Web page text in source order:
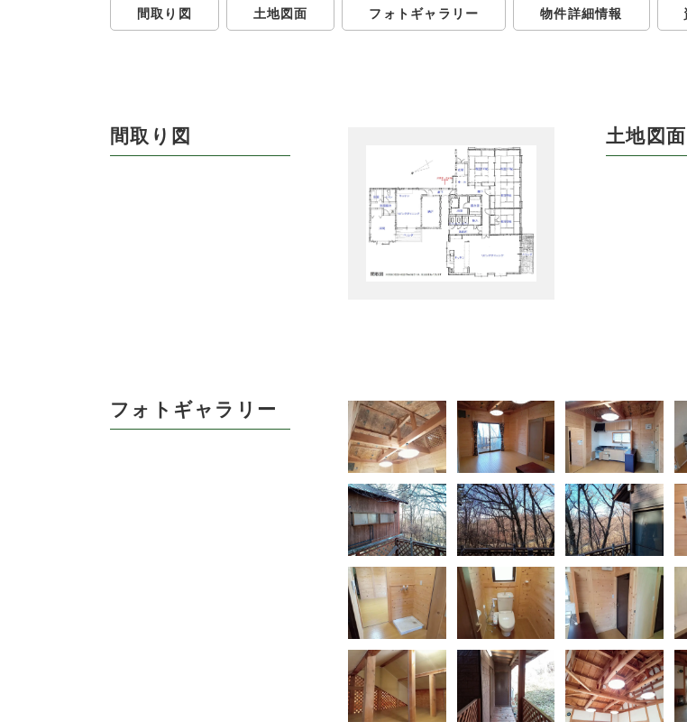
間取り図 土地図面 フォトギャラリー 物件詳細情報
間取り図 土地図面
フォトギャラリー